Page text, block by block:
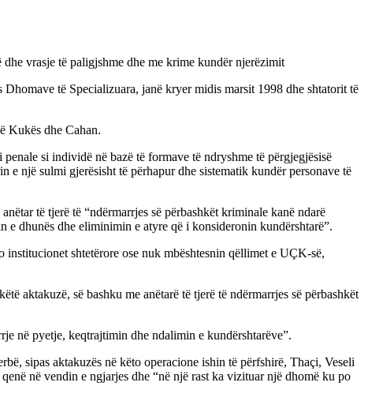
vrasje të paligjshme dhe me krime kundër njerëzimit
të Specializuara, janë kryer midis marsit 1998 dhe shtatorit të
Kukës dhe Cahan.
si individë në bazë të formave të ndryshme të përgjegjësisë
një sulmi gjerësisht të përhapur dhe sistematik kundër personave të
të tjerë të “ndërmarrjes së përbashkët kriminale kanë ndarë
dhunës dhe eliminimin e atyre që i konsideronin kundërshtarë”.
institucionet shtetërore ose nuk mbështesnin qëllimet e UÇK-së,
aktakuzë, së bashku me anëtarë të tjerë të ndërmarrjes së përbashkët
në pyetje, keqtrajtimin dhe ndalimin e kundërshtarëve”.
sipas aktakuzës në këto operacione ishin të përfshirë, Thaçi, Veseli
në vendin e ngjarjes dhe “në një rast ka vizituar një dhomë ku po